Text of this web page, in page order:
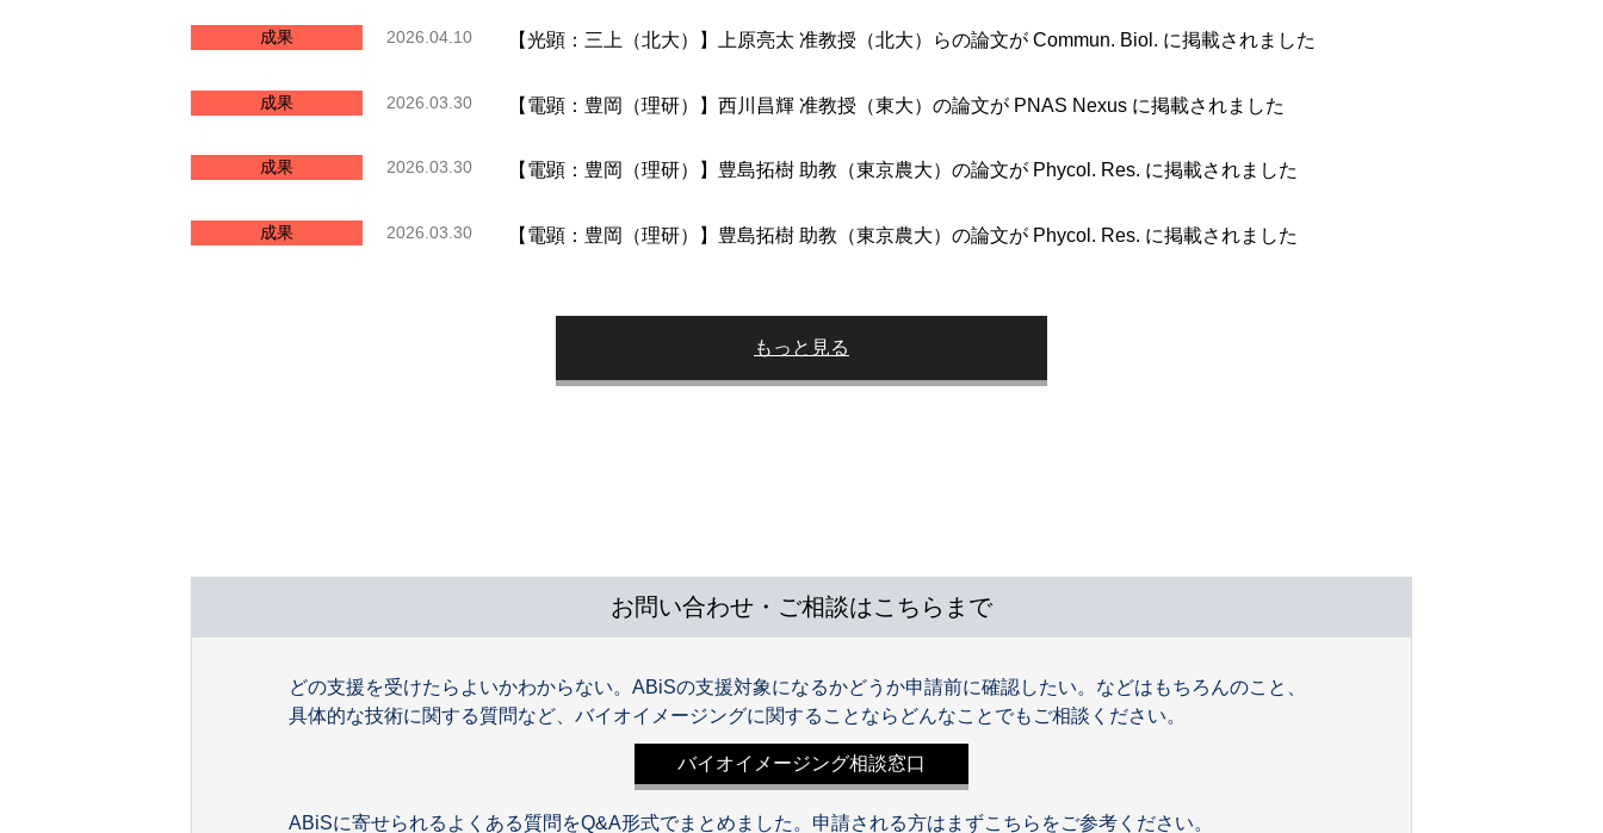
成果 2026.04.10 【光顕：三上（北大）】上原亮太 准教授（北大）らの論文が Commun. Biol. に掲載されました
成果 2026.03.30 【電顕：豊岡（理研）】西川昌輝 准教授（東大）の論文が PNAS Nexus に掲載されました
成果 2026.03.30 【電顕：豊岡（理研）】豊島拓樹 助教（東京農大）の論文が Phycol. Res. に掲載されました
成果 2026.03.30 【電顕：豊岡（理研）】豊島拓樹 助教（東京農大）の論文が Phycol. Res. に掲載されました
もっと見る
お問い合わせ・ご相談はこちらまで
どの支援を受けたらよいかわからない。ABiSの支援対象になるかどうか申請前に確認したい。などはもちろんのこと、
具体的な技術に関する質問など、バイオイメージングに関することならどんなことでもご相談ください。
バイオイメージング相談窓口
ABiSに寄せられるよくある質問をQ&A形式でまとめました。申請される方はまずこちらをご参考ください。